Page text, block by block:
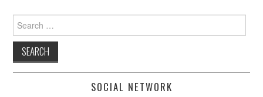
Search
for:
SOCIAL NETWORK